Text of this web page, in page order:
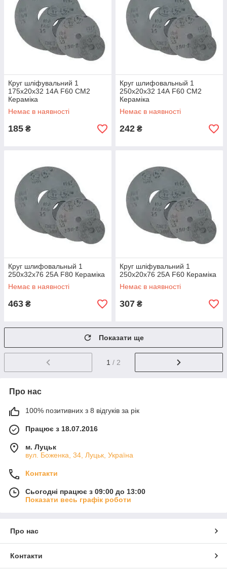
Круг шліфувальний 1
175х20х32 14А F60 СМ2
Кераміка
Немає в наявності
185 ₴
Круг шлифовальный 1
250х20х32 14А F60 СМ2
Кераміка
Немає в наявності
242 ₴
Круг шлифовальный 1
250х32х76 25А F80 Кераміка
Немає в наявності
463 ₴
Круг шліфувальний 1
250х20х76 25А F60 Кераміка
Немає в наявності
307 ₴
Показати ще
1 / 2
Про нас
100% позитивних з 8 відгуків за рік
Працює з 18.07.2016
м. Луцьк
вул. Боженка, 34, Луцьк, Україна
Контакти
Сьогодні працює з 09:00 до 13:00
Показати весь графік роботи
Про нас
Контакти